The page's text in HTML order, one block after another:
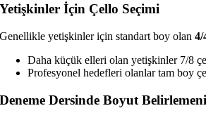
Yetişkinler İçin Çello Seçimi
Genellikle yetişkinler için standart boy olan4/
Daha küçük elleri olan yetişkinler 7/8
Profesyonel hedefleri olanlar tam boy
Deneme Dersinde Boyut